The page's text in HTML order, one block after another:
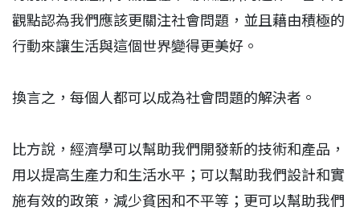
觀點認為我們應該更關注社會問題，並且藉由積極的
行動來讓生活與這個世界變得更美好。
換言之，每個人都可以成為社會問題的解決者。
比方說，經濟學可以幫助我們開發新的技術和產品，
用以提高生產力和生活水平；可以幫助我們設計和實
施有效的政策，減少貧困和不平等；更可以幫助我們